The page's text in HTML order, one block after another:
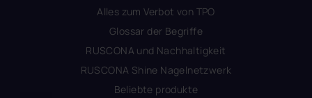
Alles zum Verbot von TPO
Glossar der Begriffe
RUSCONA und Nachhaltigkeit
RUSCONA Shine Nagelnetzwerk
Beliebte produkte